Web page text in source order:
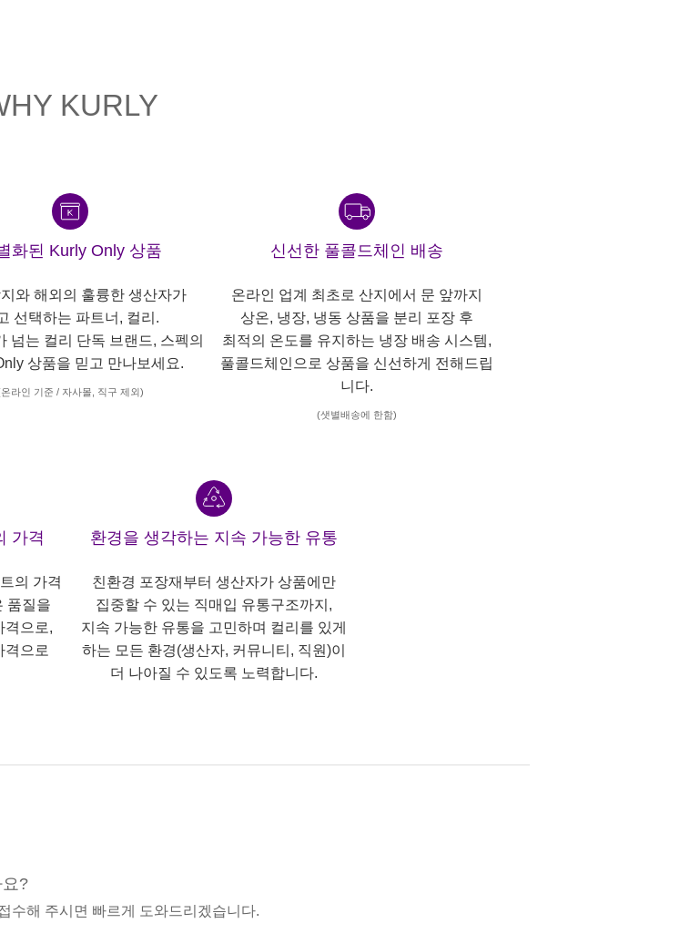
KURLY
화된 Kurly Only 상품
와 해외의 훌륭한 생산자가
선택하는 파트너, 컬리.
넘는 컬리 단독 브랜드, 스펙의
상품을 믿고 만나보세요.
라인 기준 / 자사몰, 직구 제외)
신선한 풀콜드체인 배송
온라인 업계 최초로 산지에서 문 앞까지
상온, 냉장, 냉동 상품을 분리 포장 후
최적의 온도를 유지하는 냉장 배송 시스템,
풀콜드체인으로 상품을 신선하게 전해드립
니다.
(샛별배송에 한함)
가격
의 가격
품질을
격으로,
격으로
환경을 생각하는 지속 가능한 유통
친환경 포장재부터 생산자가 상품에만
집중할 수 있는 직매입 유통구조까지,
지속 가능한 유통을 고민하며 컬리를 있게
하는 모든 환경(생산자, 커뮤니티, 직원)이
더 나아질 수 있도록 노력합니다.
?
수해 주시면 빠르게 도와드리겠습니다.